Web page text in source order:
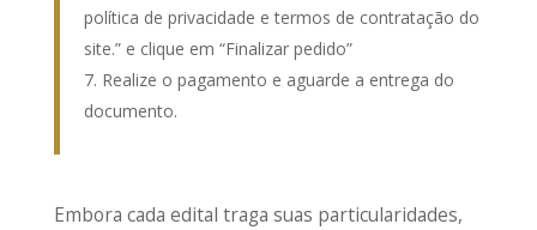
política de privacidade e termos de contratação do
site.” e clique em “Finalizar pedido”
Realize o pagamento e aguarde a entrega do
documento.
Embora cada edital traga suas particularidades,